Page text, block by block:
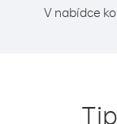
V nabídce